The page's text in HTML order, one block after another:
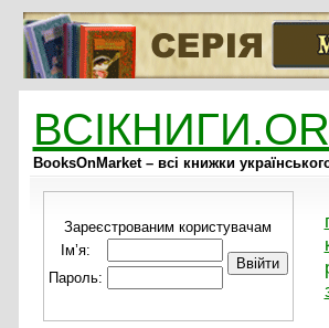
BooksOnMarket – всі книжки
Зареєстрованим користувачам
Ім’я:
Пароль: